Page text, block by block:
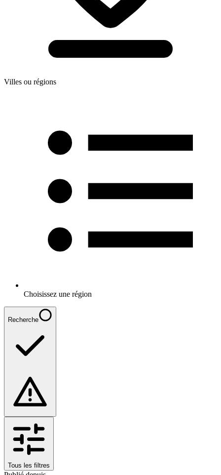
Villes ou régions
Choisissez une région
Recherche
Tous les filtres